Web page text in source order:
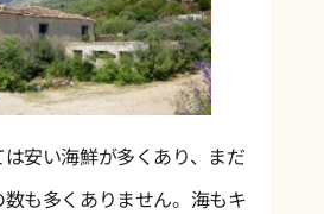
安い海鮮が多くあり、まだ
も多くありません。海もキ